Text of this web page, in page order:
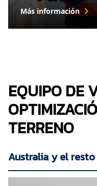
Más información
EQUIPO DE
TERRENO
Australia y el